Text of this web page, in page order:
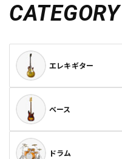
CATEGORY
エレキギター
ベース
ドラム